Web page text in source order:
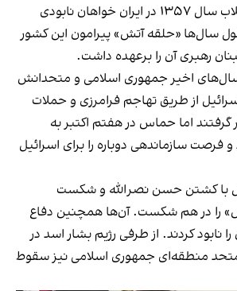
این دولت از زمان انقلاب سال ۱۳۵۷ در ایران خواهان نابودی
سال‌ها «حلقه آتش» پیرامون این کشور
رهبری آن را برعهده داشت.
اخیر جمهوری اسلامی و متحدانش
از طریق تهاجم فرامرزی و حملات
اما حماس در هفتم اکتبر به
فرصت سازماندهی دوباره را برای اسرائیل
با کشتن حسن نصرالله و شکست
را در هم شکست. آن‌ها همچنین دفاع‌
نابود کردند. از طرفی رژیم بشار اسد در
منطقه‌ای جمهوری اسلامی نیز سقوط